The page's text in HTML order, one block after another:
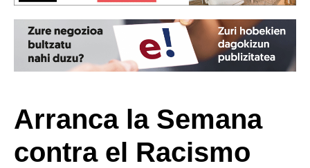
Arranca la Semana
contra el Racismo